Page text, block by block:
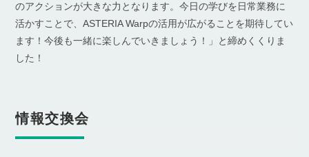
のアクションが大きな力となります。今日の学びを日常業務に
活かすことで、ASTERIA Warpの活用が広がることを期待してい
ます！今後も一緒に楽しんでいきましょう！」と締めくくりま
した！
情報交換会